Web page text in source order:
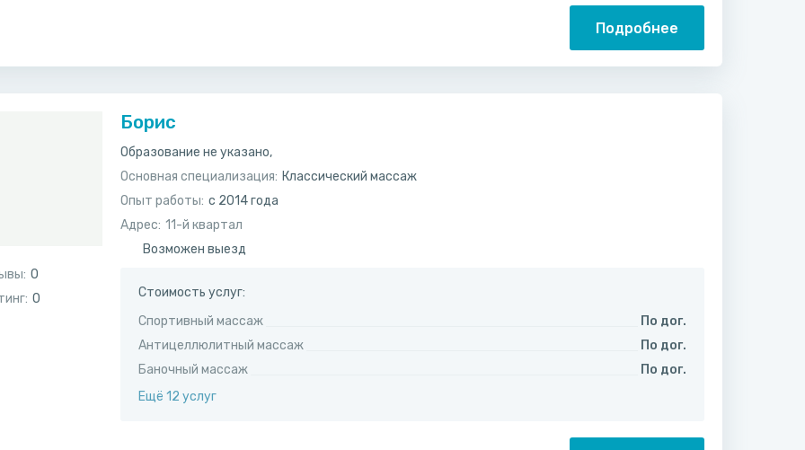
Подробнее
0
0
Борис
Образование не указано,
Основная специализация: Классический массаж
Опыт работы: с 2014 года
Адрес: 11-й квартал
Возможен выезд
Стоимость услуг:
Спортивный массаж
По дог.
Антицеллюлитный массаж
По дог.
Баночный массаж
По дог.
Ещё 12 услуг